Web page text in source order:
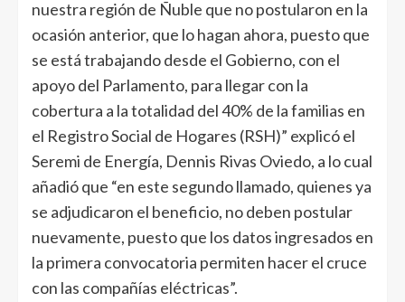
nuestra región de Ñuble que no postularon en la
ocasión anterior, que lo hagan ahora, puesto que
se está trabajando desde el Gobierno, con el
apoyo del Parlamento, para llegar con la
cobertura a la totalidad del 40% de la familias en
el Registro Social de Hogares (RSH)” explicó el
Seremi de Energía, Dennis Rivas Oviedo, a lo cual
añadió que “en este segundo llamado, quienes ya
se adjudicaron el beneficio, no deben postular
nuevamente, puesto que los datos ingresados en
la primera convocatoria permiten hacer el cruce
con las compañías eléctricas”.